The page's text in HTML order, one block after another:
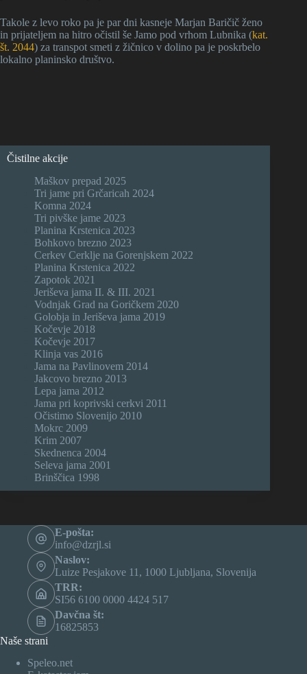
Takole z levo roko pa je par dni kasneje Marjan Baričič ženo
in prijateljem na hitro očistil še Jamo pod vrhom Lubnika (kat.
št. 2044) za transpot smeti z žičnico v dolino pa je poskrbelo
lokalno planinsko društvo.
Čistilne akcije
Maškov prepad 2025
Tri jame pri Grčaricah 2024
Komna 2024
Tri pivške jame 2023
Planina Krstenica 2023
Bohkovo brezno 2023
Cerkev Cerklje na Gorenjskem 2022
Planina Krstenica 2022
Zapotok 2021
Jeriševa jama II. & III. 2021
Vodnjak Grad na Goričkem 2020
Golobja in Jeriševa jama 2019
Kočevje 2018
Kočevje 2017
Klinja vas 2016
Jama na Pavlinovem 2014
Jakcovo brezno 2013
Lepa jama 2012
Jama pri koprivski cerkvi 2011
Očistimo Slovenijo 2010
Mokrc 2009
Krim 2007
Skednenca 2004
Seleva jama 2001
Brinščica 1998
E-pošta:
info@dzrjl.si
Naslov:
Luize Pesjakove 11, 1000 Ljubljana, Slovenija
TRR:
SI56 6100 0000 4424 517
Davčna št:
16825853
Naše strani
Speleo.net